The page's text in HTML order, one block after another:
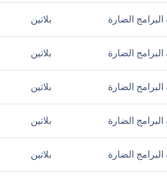
الضارة بلاتين
الضارة بلاتين
الضارة بلاتين
الضارة بلاتين
الضارة بلاتين